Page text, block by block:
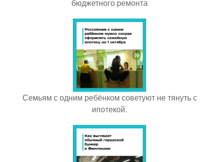
бюджетного ремонта
Семьям с одним ребёнком советуют не тянуть с
ипотекой.